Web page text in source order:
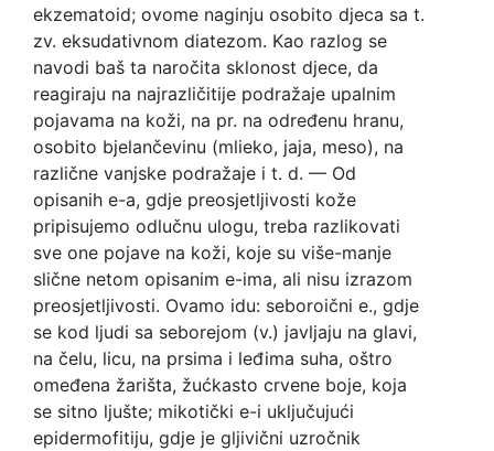
ekzematoid; ovome naginju osobito djeca sa t.
zv. eksudativnom diatezom. Kao razlog se
navodi baš ta naročita sklonost djece, da
reagiraju na najrazličitije podražaje upalnim
pojavama na koži, na pr. na određenu hranu,
osobito bjelančevinu (mlieko, jaja, meso), na
različne vanjske podražaje i t. d. — Od
opisanih e-a, gdje preosjetljivosti kože
pripisujemo odlučnu ulogu, treba razlikovati
sve one pojave na koži, koje su više-manje
slične netom opisanim e-ima, ali nisu izrazom
preosjetljivosti. Ovamo idu: seboroični e., gdje
se kod ljudi sa seborejom (v.) javljaju na glavi,
na čelu, licu, na prsima i leđima suha, oštro
omeđena žarišta, žućkasto crvene boje, koja
se sitno ljušte; mikotički e-i uključujući
epidermofitiju, gdje je gljivični uzročnik